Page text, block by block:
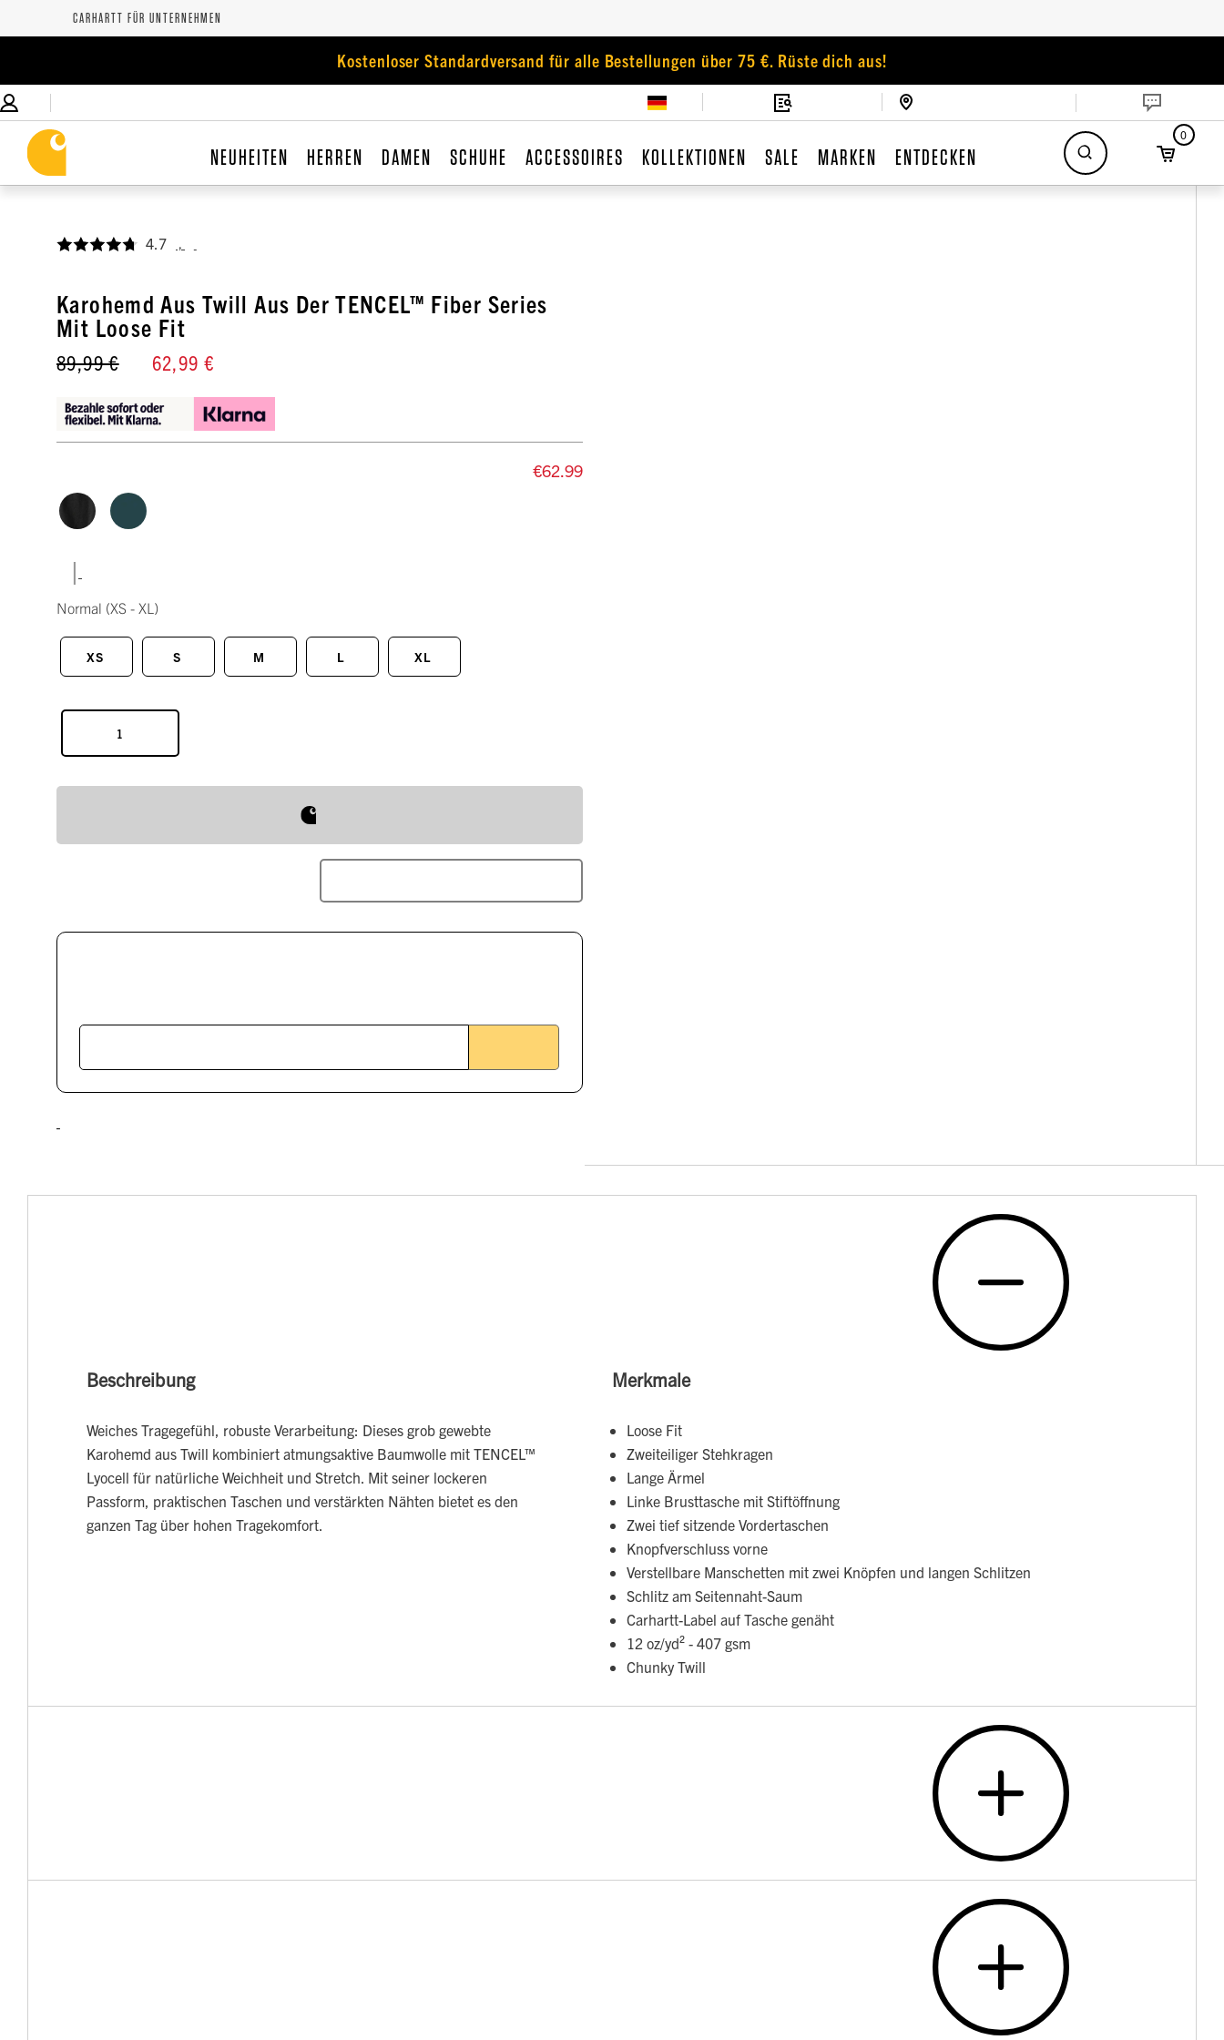
CARHARTT FÜR UNTERNEHMEN
Kostenloser Standardversand für alle Bestellungen über 75 €. Rüste dich aus!
NEUHEITEN HERREN DAMEN SCHUHE ACCESSOIRES KOLLEKTIONEN SALE MARKEN ENTDECKEN
0
4.7
Karohemd Aus Twill Aus Der TENCEL™ Fiber Series
Mit Loose Fit
89,99 € 62,99 €
€62.99
|
Normal (XS - XL)
XS S M L XL
Beschreibung
Weiches Tragegefühl, robuste Verarbeitung: Dieses grob gewebte
Karohemd aus Twill kombiniert atmungsaktive Baumwolle mit TENCEL™
Lyocell für natürliche Weichheit und Stretch. Mit seiner lockeren
Passform, praktischen Taschen und verstärkten Nähten bietet es den
ganzen Tag über hohen Tragekomfort.
Merkmale
Loose Fit
Zweiteiliger Stehkragen
Lange Ärmel
Linke Brusttasche mit Stiftöffnung
Zwei tief sitzende Vordertaschen
Knopfverschluss vorne
Verstellbare Manschetten mit zwei Knöpfen und langen Schlitzen
Schlitz am Seitennaht-Saum
Carhartt-Label auf Tasche genäht
12 oz/yd² - 407 gsm
Chunky Twill